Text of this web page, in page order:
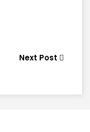
Next Post